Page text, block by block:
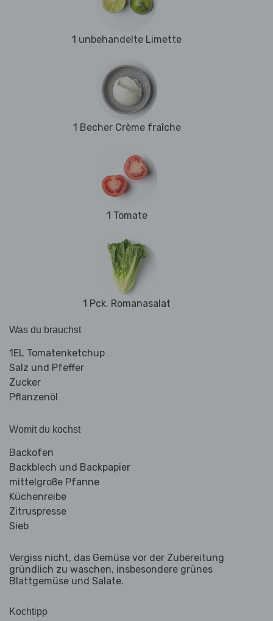
1 unbehandelte Limette
1 Becher Crème fraîche
1 Tomate
1 Pck. Romanasalat
Was du brauchst
1EL Tomatenketchup
Salz und Pfeffer
Zucker
Pflanzenöl
Womit du kochst
Backofen
Backblech und Backpapier
mittelgroße Pfanne
Küchenreibe
Zitruspresse
Sieb
Vergiss nicht, das Gemüse vor der Zubereitung
gründlich zu waschen, insbesondere grünes
Blattgemüse und Salate.
Kochtipp